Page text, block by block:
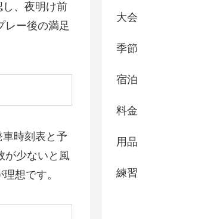
、夜明け前
レー後の満足
時刻表と予
が少ないと風
想です。
大会
季節
宿泊
料金
用品
練習